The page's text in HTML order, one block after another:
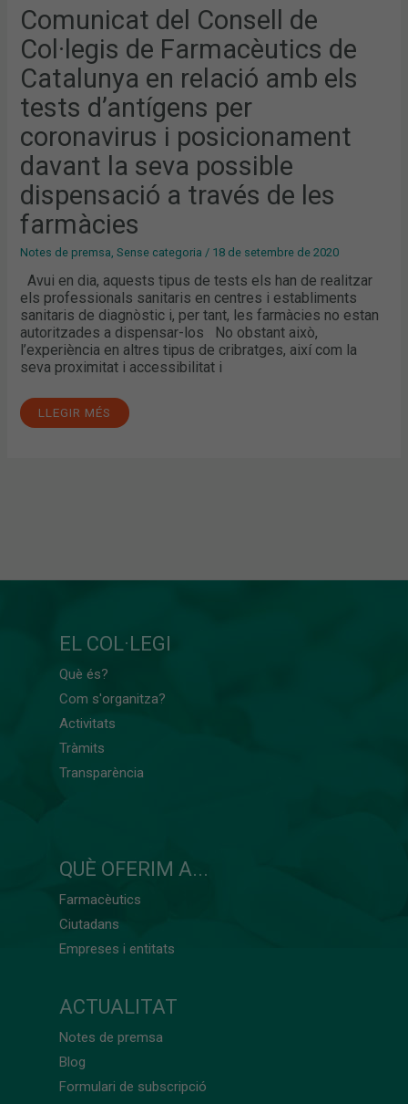
Comunicat del Consell de
Col·legis de Farmacèutics de
Catalunya en relació amb els
tests d’antígens per
coronavirus i posicionament
davant la seva possible
dispensació a través de les
farmàcies
Notes de premsa ,Sense categoria / 18 de setembre de 2020
Avui en dia, aquests tipus de tests els han de realitzar
els professionals sanitaris en centres i establiments
sanitaris de diagnòstic i, per tant, les farmàcies no estan
autoritzades a dispensar-los No obstant això,
l’experiència en altres tipus de cribratges, així com la
seva proximitat i accessibilitat i
CATALUNYA
EN
RELACIÓ
AMB
ELS
TESTS
D’ANTÍGENS
PER
CORONAVIRUS
I
POSICIONAMENT
DAVANT
SEVA
POSSIBLE
DISPENSACIÓ
A
TRAVÉS
DE
LES
FARMÀCIES
LLEGIR MÉS
EL COL·LEGI
Què és?
Com s'organitza?
Activitats
Tràmits
Transparència
QUÈ OFERIM A...
Farmacèutics
Ciutadans
Empreses i entitats
ACTUALITAT
Notes de premsa
Blog
Formulari de subscripció